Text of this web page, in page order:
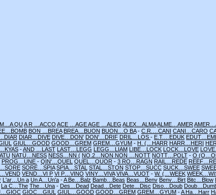
QUA R …ACCO ACE …AGEAGE …ALEG ALEX…ALMAALME…AMER
BON …BREA BREA…BUON BUON…O BA- C.R.…CANI CANI…CARO
DIAR…DIVE DIVE…DON' DON'…DRIF DRIL…LOS - E.T.…EDUK
GIUL…GOOD GOOD…GREM GREM…GYUM - H. (…HARR HARR…HERI
-AND …LAST LAST…LEGG LEGG…LIAM LIBE…LOCK LOCK…LOVE
NATU…NESS NESS…NN ( NO.2…NON NON …NOTT NOTT…POLT - O
PROG…UNE - QIN'…QUEL QUEL…QUOR - 3 RO…RAGN RAIL…REDE
SORE…SPIA SPIA…STAL STAL…STON STOP…SUCC SUCK…SWEE
VEND…VI P VI P…VINO VINY…VIVA VIVA…VUOT - W. (…WEEK
L'ar…Un a Un A…Un'a -A Be…Balz Bamb…Beas Beas…Benv Benv…Birt Bitc…Blow
La C…The The…Una - Des…Dead Dead…Dete Dete…Disc Diso…Doub
GIOC…GIUL GIUL…GOOD GOOD…GREM GREM…GYUM -A Ha…Harr